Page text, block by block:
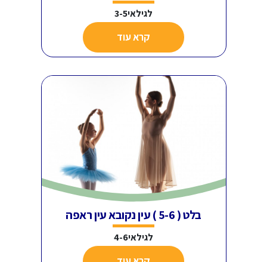
לגילאי3-5
קרא עוד
בלט ( 5-6 ) עין נקובא עין ראפה
לגילאי4-6